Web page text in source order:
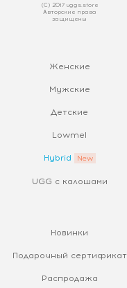
(С) 2017 uggs.store
Авторские права
защищены
Женские
Мужские
Детские
Lowmel
Hybrid
UGG с калошами
Новинки
Подарочный сертификат
Распродажа